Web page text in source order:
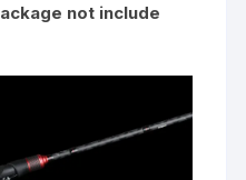
not include